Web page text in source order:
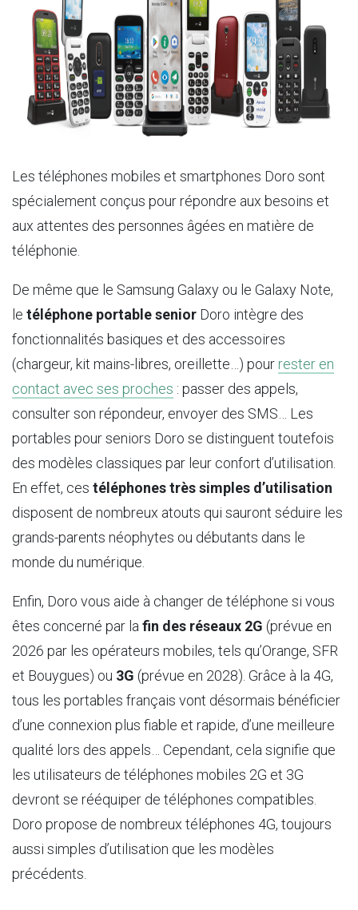
Les téléphones mobiles et smartphones Doro sont
spécialement conçus pour répondre aux besoins et
aux attentes des personnes âgées en matière de
téléphonie.
De même que le Samsung Galaxy ou le Galaxy Note,
le téléphone portable senior Doro intègre des
fonctionnalités basiques et des accessoires
(chargeur, kit mains-libres, oreillette…) pour rester en
contact avec ses proches : passer des appels,
consulter son répondeur, envoyer des SMS… Les
portables pour seniors Doro se distinguent toutefois
des modèles classiques par leur confort d’utilisation.
En effet, ces téléphones très simples d’utilisation
disposent de nombreux atouts qui sauront séduire les
grands-parents néophytes ou débutants dans le
monde du numérique.
Enfin, Doro vous aide à changer de téléphone si vous
êtes concerné par lafin des réseaux 2G (prévue en
2026 par les opérateurs mobiles, tels qu’Orange, SFR
et Bouygues) ou 3G (prévue en 2028). Grâce à la 4G,
tous les portables français vont désormais bénéficier
d’une connexion plus fiable et rapide, d’une meilleure
qualité lors des appels… Cependant, cela signifie que
les utilisateurs de téléphones mobiles 2G et 3G
devront se rééquiper de téléphones compatibles.
Doro propose de nombreux téléphones 4G, toujours
aussi simples d’utilisation que les modèles
précédents.